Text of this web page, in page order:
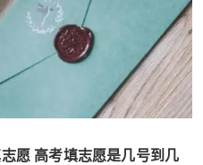
愿 高考填志愿是几号到几